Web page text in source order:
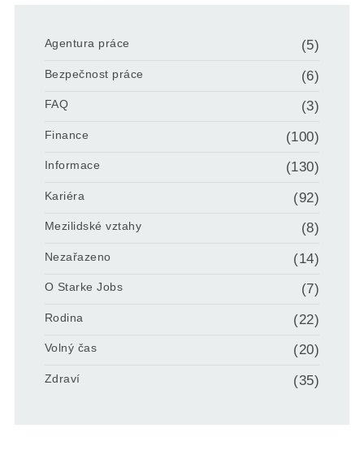
Agentura práce (5)
Bezpečnost práce (6)
FAQ (3)
Finance (100)
Informace (130)
Kariéra (92)
Mezilidské vztahy (8)
Nezařazeno (14)
O Starke Jobs (7)
Rodina (22)
Volný čas (20)
Zdraví (35)